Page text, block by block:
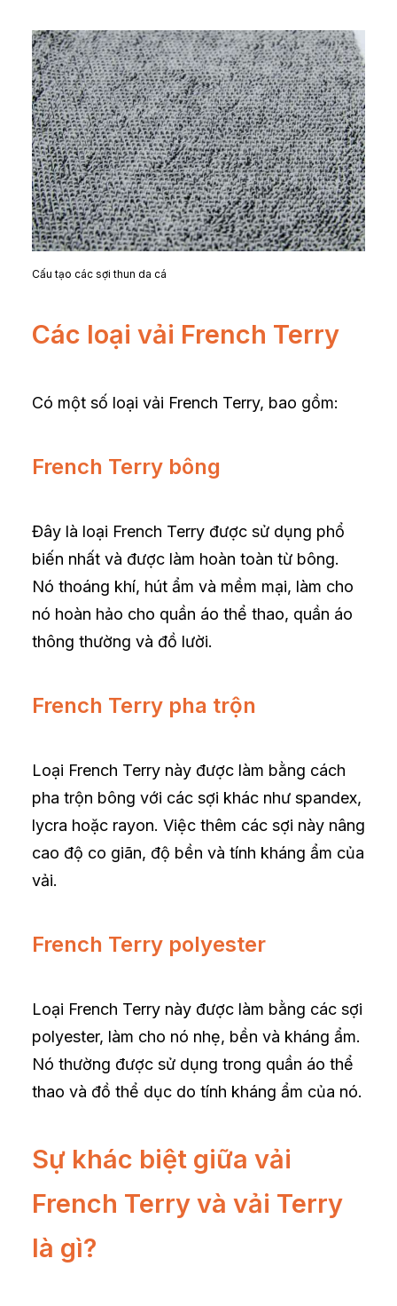
Cấu tạo các sợi thun da cá
Các loại vải French Terry
Có một số loại vải French Terry, bao gồm:
French Terry bông
Đây là loại French Terry được sử dụng phổ
biến nhất và được làm hoàn toàn từ bông.
Nó thoáng khí, hút ẩm và mềm mại, làm cho
nó hoàn hảo cho quần áo thể thao, quần áo
thông thường và đồ lười.
French Terry pha trộn
Loại French Terry này được làm bằng cách
pha trộn bông với các sợi khác như spandex,
lycra hoặc rayon. Việc thêm các sợi này nâng
cao độ co giãn, độ bền và tính kháng ẩm của
vải.
French Terry polyester
Loại French Terry này được làm bằng các sợi
polyester, làm cho nó nhẹ, bền và kháng ẩm.
Nó thường được sử dụng trong quần áo thể
thao và đồ thể dục do tính kháng ẩm của nó.
Sự khác biệt giữa vải
French Terry và vải Terry
là gì?